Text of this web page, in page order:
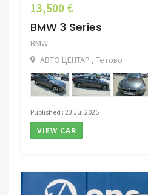
13,500 €
BMW 3 Series
BMW
АВТО ЦЕНТАР , Тетово
Published : 23 Jul 2025
VIEW CAR